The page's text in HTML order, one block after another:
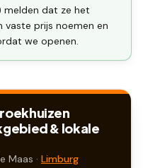
melden dat ze het
prijs noemen en
we openen.
& lokale
Maas · Limburg